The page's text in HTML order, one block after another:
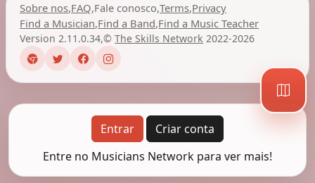
Sobre nos,FAQ,Fale conosco,Terms,Privacy
Find a Musician,Find a Band,Find a Music Teacher
Version 2.11.0.34,©The Skills Network 2022-2026
Entrar
Criar conta
Entre no Musicians Network para ver mais!